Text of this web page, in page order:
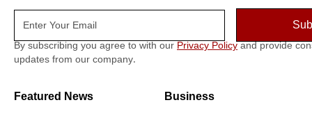
By subscribing you agree to with our Privacy Policy and provide
updates from our company.
Featured News
Business